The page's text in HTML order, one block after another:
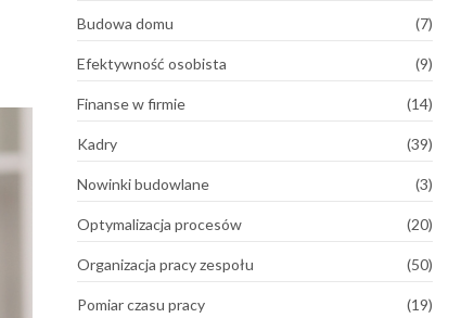
Budowa domu (7)
Efektywność osobista (9)
Finanse w firmie (14)
Kadry (39)
Nowinki budowlane (3)
Optymalizacja procesów (20)
Organizacja pracy zespołu (50)
Pomiar czasu pracy (19)